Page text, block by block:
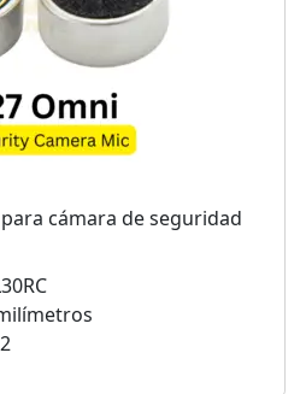
cámara de seguridad